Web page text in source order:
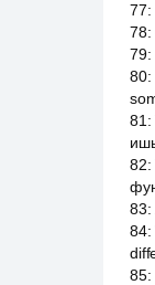
77:
78:
79:
80:
81 :
82:
83:
84:
85: